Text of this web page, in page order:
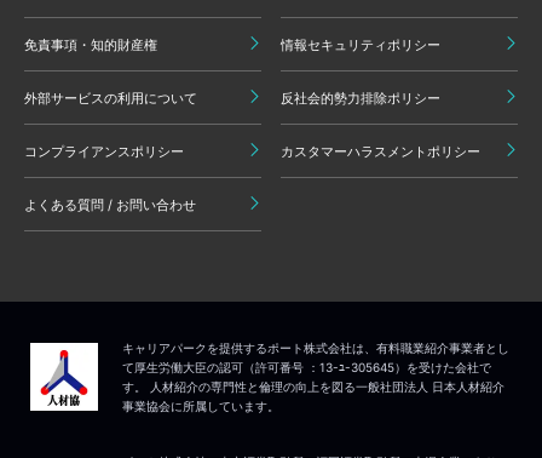
免責事項・知的財産権 情報セキュリティポリシー
外部サービスの利用について 反社会的勢力排除ポリシー
コンプライアンスポリシー カスタマーハラスメントポリシー
よくある質問 / お問い合わせ